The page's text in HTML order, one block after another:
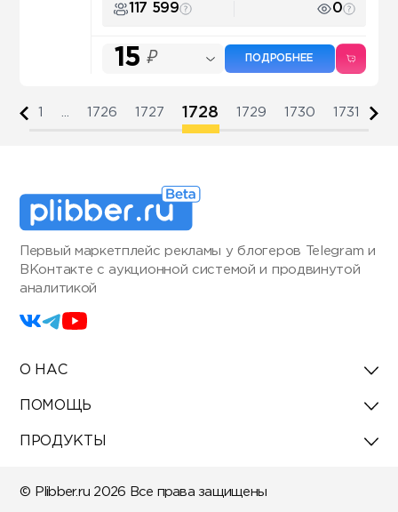
117 599 0
15 ₽ ПОДРОБНЕЕ
1726 1727 1728 1729 1730 1731
Первый маркетплейс рекламы у блогеров Telegram и
ВКонтакте с аукционной системой и продвинутой
аналитикой
О НАС
ПОМОЩЬ
ПРОДУКТЫ
© Plibber.ru 2026 Все права защищены